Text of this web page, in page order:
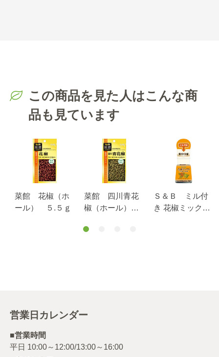
この商品を見た人はこんな商
品も見ています
菜館 花椒（ホ
ール） ５.５ｇ
菜館 四川青花
椒（ホール）
Ｓ＆Ｂ ミル付
き 花椒ミック
営業日カレンダー
■営業時間